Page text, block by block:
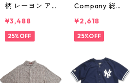
柄 レーヨン ア
ワイアンシャツ
半袖シャツ ボ
0399n w6080
7
¥3,488
25%OFF
Company 総柄
ン 半袖シャツ
表記：L gd41
¥2,618
25%OFF